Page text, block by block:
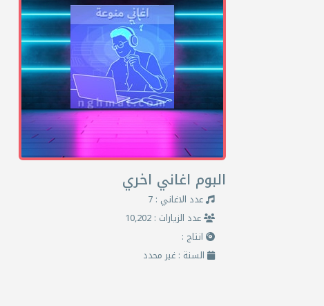
البوم اغاني اخري
عدد الاغاني : 7
عدد الزيارات : 10,202
انتاج :
السنة : غير محدد